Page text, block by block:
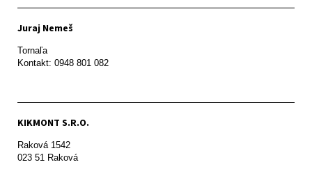
Juraj Nemeš
Tornaľa
Kontakt: 0948 801 082
KIKMONT S.R.O.
Raková 1542
023 51 Raková